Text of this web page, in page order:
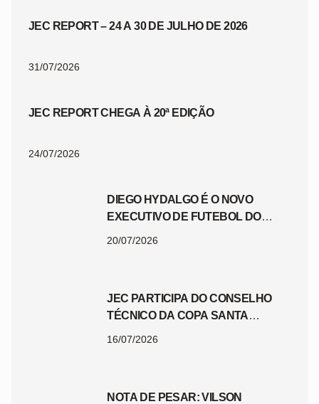
JEC REPORT – 24 A 30 DE JULHO DE 2026
31/07/2026
JEC REPORT CHEGA À 20ª EDIÇÃO
24/07/2026
DIEGO HYDALGO É O NOVO
EXECUTIVO DE FUTEBOL DO
20/07/2026
JEC PARTICIPA DO CONSELHO
TÉCNICO DA COPA SANTA
16/07/2026
NOTA DE PESAR: VILSON